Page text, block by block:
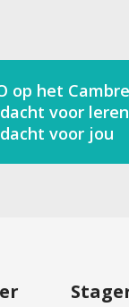
op het
voor
voor jou